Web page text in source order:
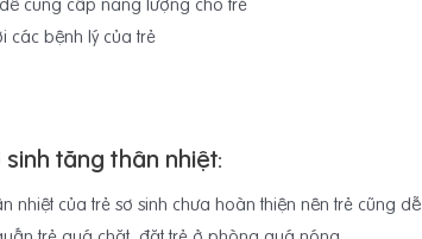
các bệnh lý của trẻ
tăng thân nhiệt:
nhiệt của trẻ sơ sinh chưa hoàn thiện nên trẻ cũng